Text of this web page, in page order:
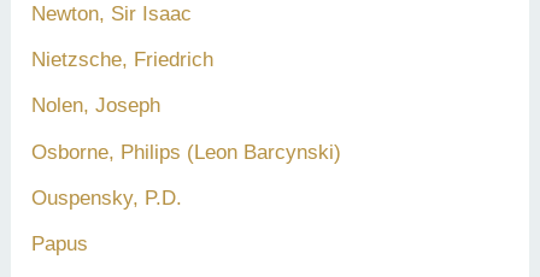
Newton, Sir Isaac
Nietzsche, Friedrich
Nolen, Joseph
Osborne, Philips (Leon Barcynski)
Ouspensky, P.D.
Papus